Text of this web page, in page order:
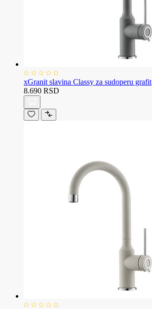
xGranit slavina Classy za sudoperu grafit
8.690 RSD